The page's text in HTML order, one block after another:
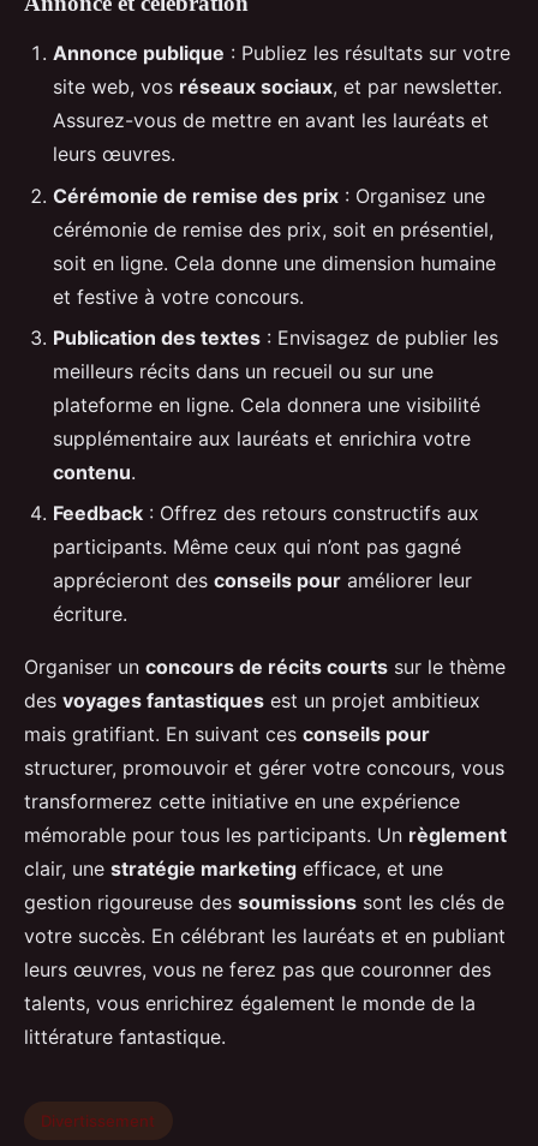
Annonce publique : Publiez les résultats sur votre
site web, vos réseaux sociaux, et par newsletter.
Assurez-vous de mettre en avant les lauréats et
leurs œuvres.
Cérémonie de remise des prix : Organisez une
cérémonie de remise des prix, soit en présentiel,
soit en ligne. Cela donne une dimension humaine
et festive à votre concours.
Publication des textes : Envisagez de publier les
meilleurs récits dans un recueil ou sur une
plateforme en ligne. Cela donnera une visibilité
supplémentaire aux lauréats et enrichira votre
contenu.
Feedback : Offrez des retours constructifs aux
participants. Même ceux qui n’ont pas gagné
apprécieront des conseils pour améliorer leur
écriture.
Organiser un concours de récits courts sur le thème
des voyages fantastiques est un projet ambitieux
mais gratifiant. En suivant ces conseils pour
structurer, promouvoir et gérer votre concours, vous
transformerez cette initiative en une expérience
mémorable pour tous les participants. Un règlement
clair, une stratégie marketing efficace, et une
gestion rigoureuse des soumissions sont les clés de
votre succès. En célébrant les lauréats et en publiant
leurs œuvres, vous ne ferez pas que couronner des
talents, vous enrichirez également le monde de la
littérature fantastique.
Divertissement